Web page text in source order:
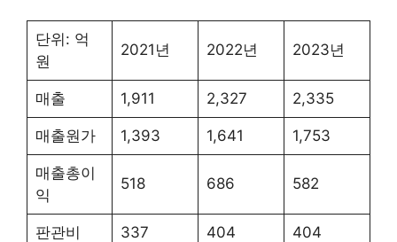
단위: 억
원
2021년 2022년 2023년
매출 1,911 2,327 2,335
매출원가 1,393 1,641 1,753
매출총이
익
518 686 582
판관비 337 404 404